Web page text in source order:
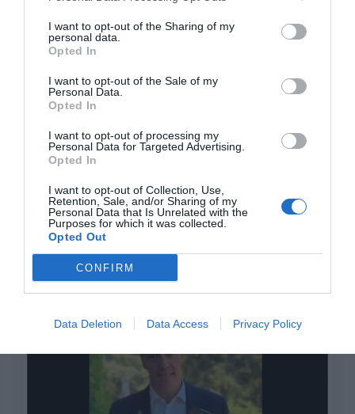
I want to opt-out of the Sharing of my
personal data.
Opted In
I want to opt-out of the Sale of my
Personal Data.
Opted In
I want to opt-out of processing my
Personal Data for Targeted Advertising.
Opted In
I want to opt-out of Collection, Use,
Retention, Sale, and/or Sharing of my
Personal Data that Is Unrelated with the
Purposes for which it was collected.
Opted Out
CONFIRM
Data Deletion Data Access Privacy Policy
Nokia, Ericsson... Huawei: lo que importan
son las patentes
Eulogio López
con Hacienda por 700.000
euros... suma y sigue
El IBEX 35 cerró la sesión del
miércoles en los 20.057 puntos,
un nuevo récord
Eulogio López
Argumentos